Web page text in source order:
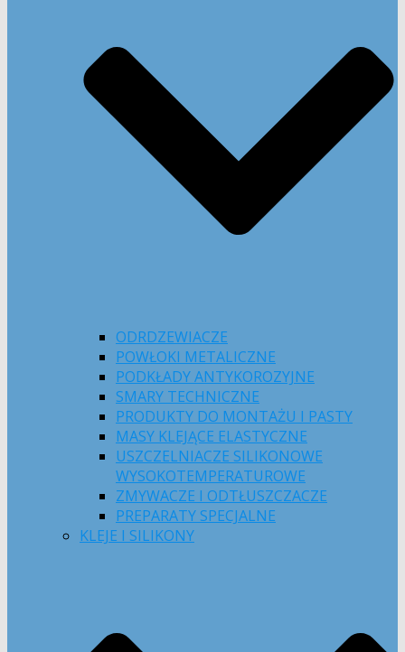
ODRDZEWIACZE
POWŁOKI METALICZNE
PODKŁADY ANTYKOROZYJNE
SMARY TECHNICZNE
PRODUKTY DO MONTAŻU I PASTY
MASY KLEJĄCE ELASTYCZNE
USZCZELNIACZE SILIKONOWE
WYSOKOTEMPERATUROWE
ZMYWACZE I ODTŁUSZCZACZE
PREPARATY SPECJALNE
KLEJE I SILIKONY